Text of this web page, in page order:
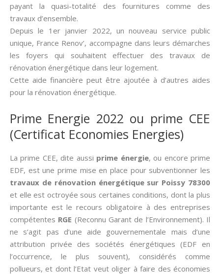
payant la quasi-totalité des fournitures comme des
travaux d’ensemble.
Depuis le 1er janvier 2022, un nouveau service public
unique, France Renov’, accompagne dans leurs démarches
les foyers qui souhaitent effectuer des travaux de
rénovation énergétique dans leur logement.
Cette aide financière peut être ajoutée à d’autres aides
pour la rénovation énergétique.
Prime Energie 2022 ou prime CEE
(Certificat Economies Energies)
La prime CEE, dite aussi­ prime énergie, ou encore prime
EDF, est une prime mise en place pour subventionner les
travaux de rénovation énergétique sur Poissy 78300
et elle est octroyée sous certaines conditions, dont la plus
importante est le recours obligatoire à des entreprises
compétentes RGE (Reconnu Garant de l’Environnement). Il
ne s’agit pas d’une aide gouvernementale mais d’une
attribution privée des sociétés énergétiques (EDF en
l’occurrence, le plus souvent), considérés comme
pollueurs, et dont l’Etat veut oliger à faire des économies